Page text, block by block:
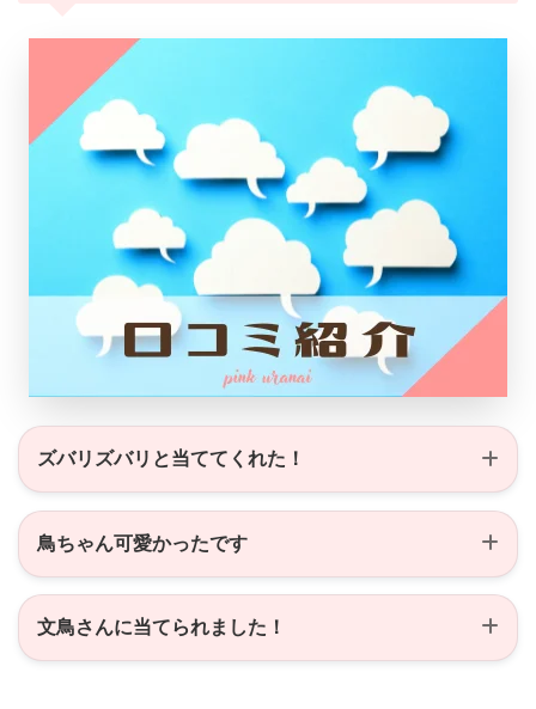
ズバリズバリと当ててくれた！
鳥ちゃん可愛かったです
文鳥さんに当てられました！